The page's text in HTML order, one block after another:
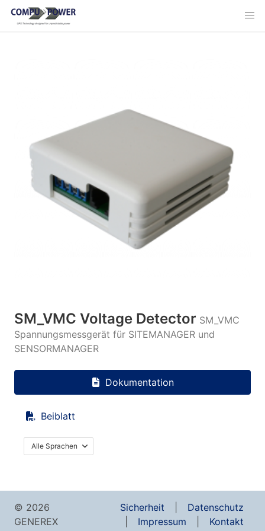
SM_VMC Voltage Detector SM_VMC
Spannungsmessgerät für SITEMANAGER und
SENSORMANAGER
Dokumentation
Beiblatt
Alle Sprachen
© 2026
GENEREX
Sicherheit
Datenschutz
Impressum
Kontakt